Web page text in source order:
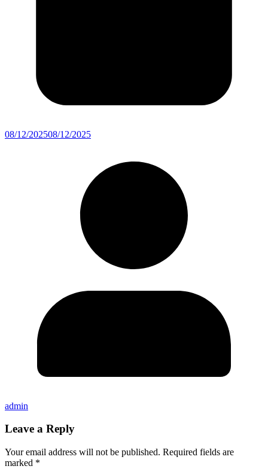
08/12/202508/12/2025
admin
Leave a Reply
Your email address will not be published. Required fields are
marked *